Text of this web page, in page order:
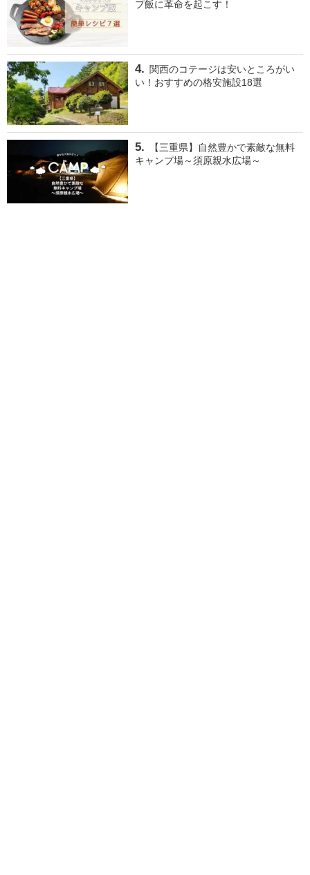
プ飯に革命を起こす！
関西のコテージは安いところがい
い！おすすめの格安施設18選
【三重県】自然豊かで素敵な無料
キャンプ場～須原親水広場～